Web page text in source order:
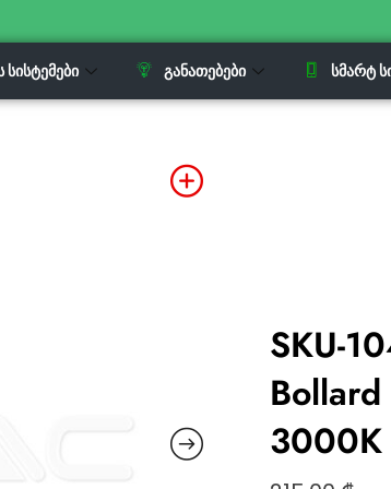
ᲡᲘᲡᲢᲔᲛᲔᲑᲘ ᲒᲐᲜᲐᲗᲔᲑᲔᲑᲘ ᲡᲛᲐᲠᲢ
SKU-
3000K